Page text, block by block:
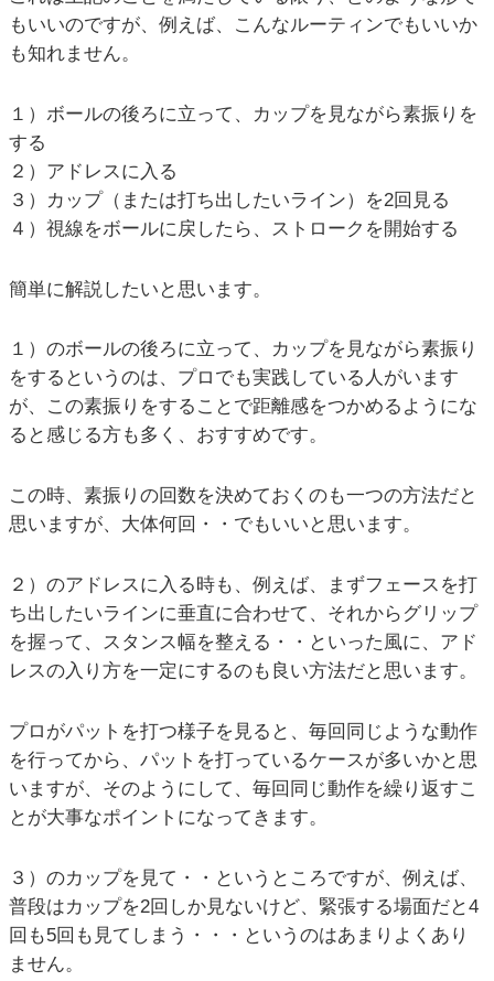
もいいのですが、例えば、こんなルーティンでもいいか
も知れません。
１）ボールの後ろに立って、カップを見ながら素振りを
する
２）アドレスに入る
３）カップ（または打ち出したいライン）を2回見る
４）視線をボールに戻したら、ストロークを開始する
簡単に解説したいと思います。
１）のボールの後ろに立って、カップを見ながら素振り
をするというのは、プロでも実践している人がいます
が、この素振りをすることで距離感をつかめるようにな
ると感じる方も多く、おすすめです。
この時、素振りの回数を決めておくのも一つの方法だと
思いますが、大体何回・・でもいいと思います。
２）のアドレスに入る時も、例えば、まずフェースを打
ち出したいラインに垂直に合わせて、それからグリップ
を握って、スタンス幅を整える・・といった風に、アド
レスの入り方を一定にするのも良い方法だと思います。
プロがパットを打つ様子を見ると、毎回同じような動作
を行ってから、パットを打っているケースが多いかと思
いますが、そのようにして、毎回同じ動作を繰り返すこ
とが大事なポイントになってきます。
３）のカップを見て・・というところですが、例えば、
普段はカップを2回しか見ないけど、緊張する場面だと4
回も5回も見てしまう・・・というのはあまりよくあり
ません。